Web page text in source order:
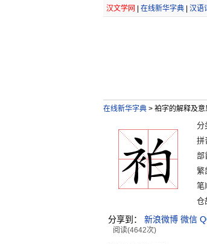
汉文学网 在线新华字典| 汉语
在线新华字典 >袙字的解释及意
分
拼
部
繁
笔
仓
分享到：
新浪微博 微信
阅读(4642次)